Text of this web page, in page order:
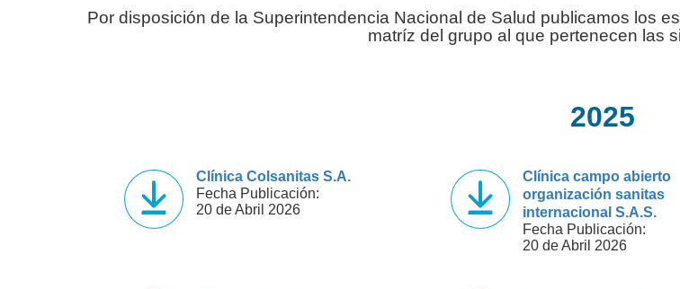
Por disposición de la Superintendencia Nacional de Salud publicamos los
matríz del grupo al que pertenecen las
2025
Clínica Colsanitas S.A.
Fecha Publicación:
20 de Abril 2026
Clínica campo abierto
organización sanitas
internacional S.A.S.
Fecha Publicación:
20 de Abril 2026